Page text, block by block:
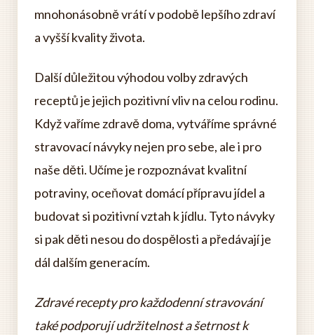
mnohonásobně vrátí v podobě lepšího zdraví
a vyšší kvality života.
Další důležitou výhodou volby zdravých
receptů je jejich pozitivní vliv na celou rodinu.
Když vaříme zdravě doma, vytváříme správné
stravovací návyky nejen pro sebe, ale i pro
naše děti. Učíme je rozpoznávat kvalitní
potraviny, oceňovat domácí přípravu jídel a
budovat si pozitivní vztah k jídlu. Tyto návyky
si pak děti nesou do dospělosti a předávají je
dál dalším generacím.
Zdravé recepty pro každodenní stravování
také podporují udržitelnost a šetrnost k